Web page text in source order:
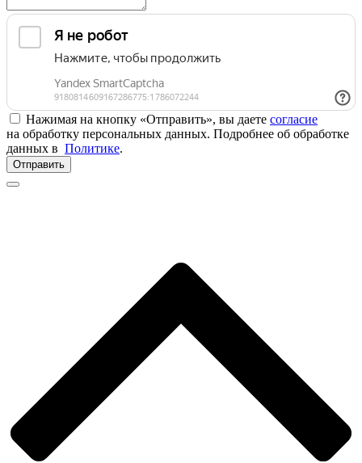
Нажимая на кнопку «Отправить», вы даете согласие
на обработку персональных данных. Подробнее об обработке
данных в Политике.
Отправить